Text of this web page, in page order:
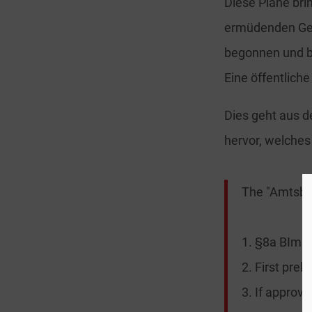
ermüdenden
begonnen und
Eine
Dies geht aus
hervor,
The
1. §8a
2. First
3. If